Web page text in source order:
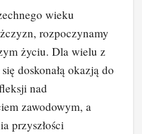
wieku
rozpoczynamy
życiu. Dla wielu z
doskonałą okazją do
nad
zawodowym, a
przyszłości